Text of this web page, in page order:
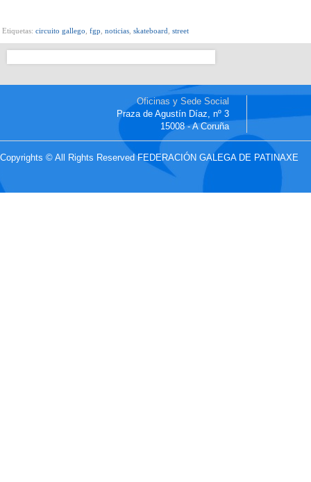
Etiquetas: circuito gallego fgp noticias skateboard street
Oficinas y Sede Social
Praza de Agustín Díaz, nº 3
15008 - A Coruña
Copyrights © All Rights Reserved FEDERACIÓN GALEGA DE PATINAXE